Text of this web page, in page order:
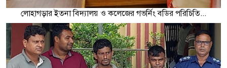
লোহাগড়ার ইতনা বিদ্যালয় ও কলেজের গভর্নিং বডির পরিচিতি...